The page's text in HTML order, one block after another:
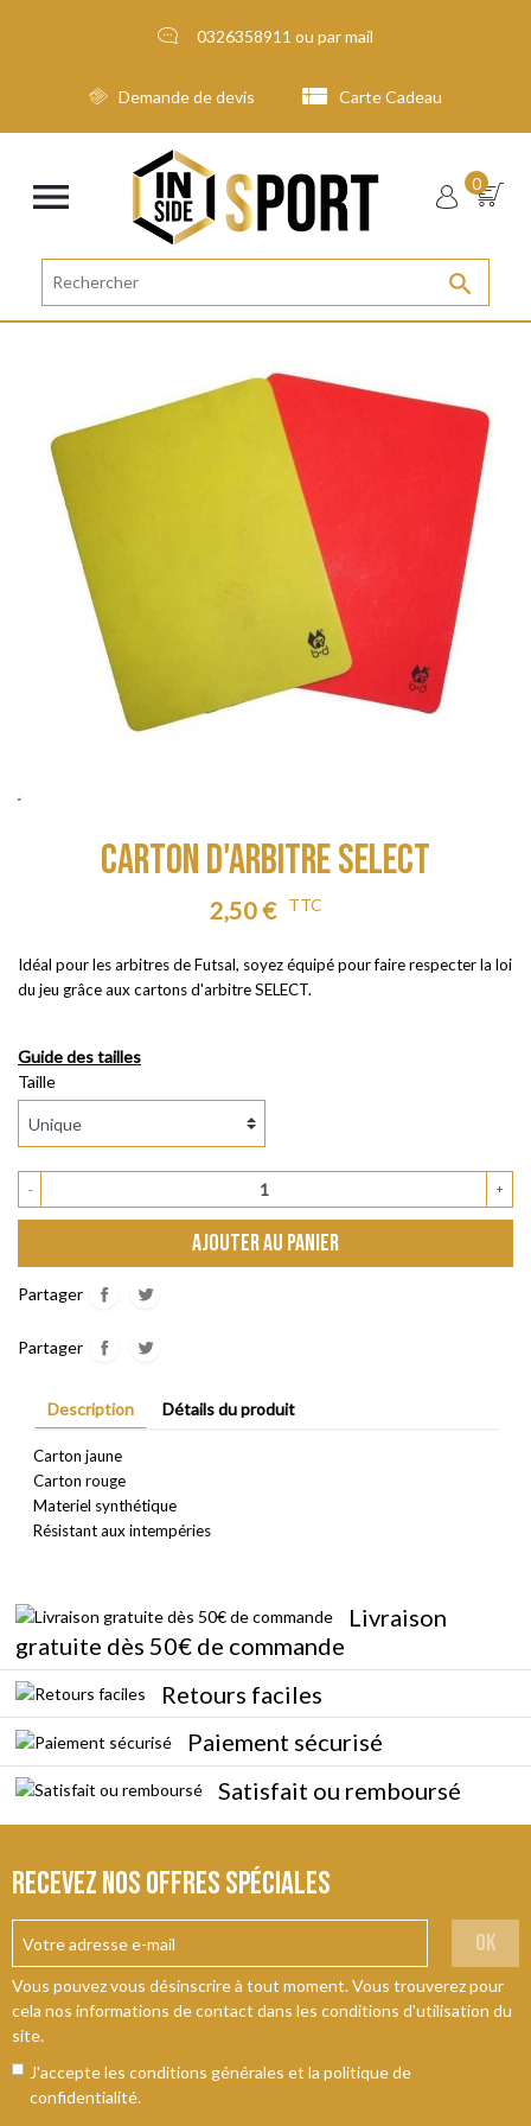
0326358911 ou parmail
Demande de devis Carte Cadeau


0
CARTON D'ARBITRE SELECT
2,50 € TTC
Idéal pour les arbitres de Futsal, soyez équipé pour faire respecter la loi
du jeu grâce aux cartons d'arbitre SELECT.
Taille
- +
AJOUTER AU PANIER
Partager
Guide des tailles
Partager
Description Détails du produit
Carton jaune
Carton rouge
Materiel synthétique
Résistant aux intempéries
Livraison
gratuite dès 50€ de commande
Retours faciles
Paiement sécurisé
Satisfait ou remboursé
Recevez nos offres spéciales
ok
Vous pouvez vous désinscrire à tout moment. Vous trouverez pour
cela nos informations de contact dans les conditions d'utilisation du
site.
J'accepte les conditions générales et la politique de
confidentialité.